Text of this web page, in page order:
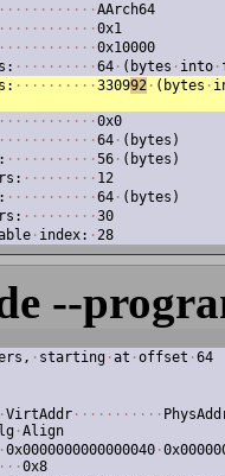
· · · · · · · · · · · ·AArch64
· · · · · · · · · · · ·0x1
· · · · · · · · · · · ·0x10000
· · · · · · · · · ·64 · (bytes · into ·
· · · · · · · · · ·330992 · (bytes ·
· · · · · · · · · · · ·0x0
· · · · · · · · · · · ·64 · (bytes)
· · · · · · · · · · ·56 · (bytes)
· · · · · · · · · 12
· · · · · · · · · · ·64 · (bytes)
· · · · · · · · ·30
· index: ·28
--
· starting ·at ·offset ·64
·VirtAddr · · · · · · · · · · ·
·Align
·0x0000000000000040 ·
· · ·0x8